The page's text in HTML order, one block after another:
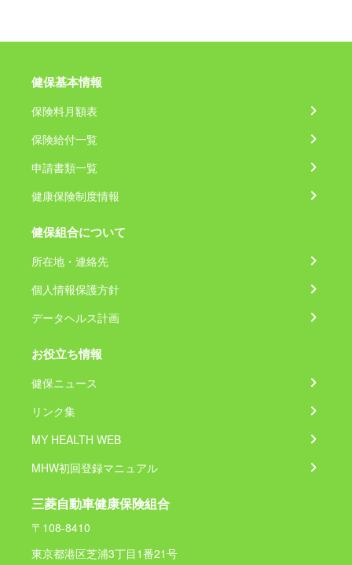
健保基本情報
保険料月額表
保険給付一覧
申請書類一覧
健康保険制度情報
健保組合について
所在地・連絡先
個人情報保護方針
データヘルス計画
お役立ち情報
健保ニュース
リンク集
MY HEALTH WEB
MHW初回登録マニュアル
三菱自動車健康保険組合
〒108-8410
東京都港区芝浦3丁目1番21号